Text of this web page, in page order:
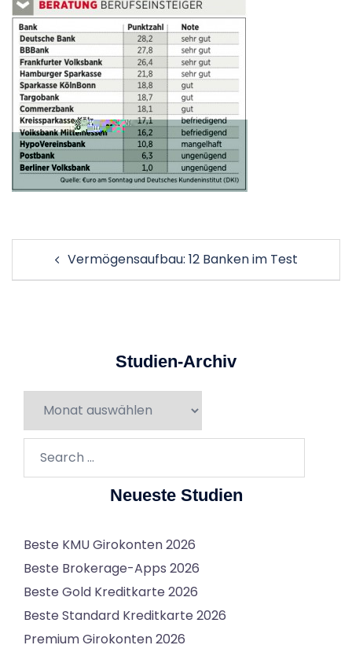
Beitragsnavigation
Vermögensaufbau: 12 Banken im Test
Studien-Archiv
Archiv
Search…
Neueste Studien
Beste KMU Girokonten 2026
Beste Brokerage-Apps 2026
Beste Gold Kreditkarte 2026
Beste Standard Kreditkarte 2026
Premium Girokonten 2026